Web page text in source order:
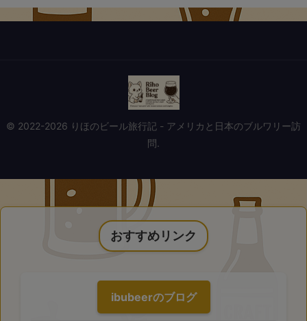
© 2022-2026 りほのビール旅行記 - アメリカと日本のブルワリー訪
問.
おすすめリンク
ibubeerのブログ